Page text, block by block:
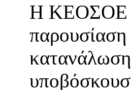
Η ΚΕΟΣΟΕ
παρουσίαση